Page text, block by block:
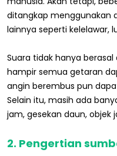
ditangkap menggunakan
lainnya seperti kelelawar,
Suara tidak hanya
hampir semua getaran
angin berembus pun
Selain itu, masih ada
jam, gesekan daun, objek
2. Pengertian